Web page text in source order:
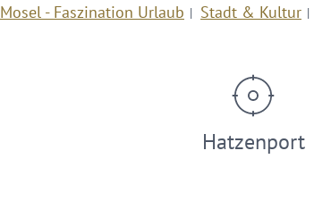
Mosel - Faszination Urlaub Stadt & Kultur
Hatzenport